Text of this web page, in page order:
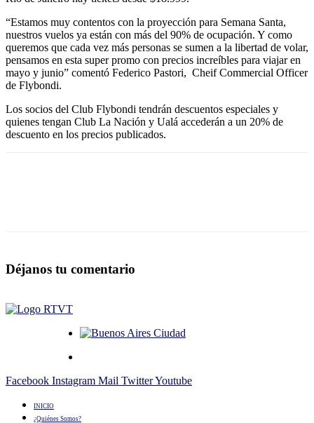
“Estamos muy contentos con la proyección para Semana Santa,
nuestros vuelos ya están con más del 90% de ocupación. Y como
queremos que cada vez más personas se sumen a la libertad de volar,
pensamos en esta super promo con precios increíbles para viajar en
mayo y junio” comentó Federico Pastori, Cheif Commercial Officer
de Flybondi.
Los socios del Club Flybondi tendrán descuentos especiales y
quienes tengan Club La Nación y Ualá accederán a un 20% de
descuento en los precios publicados.
Déjanos tu comentario
Facebook Instagram Mail TwitterYoutube
INICIO
¿Quiénes Somos?